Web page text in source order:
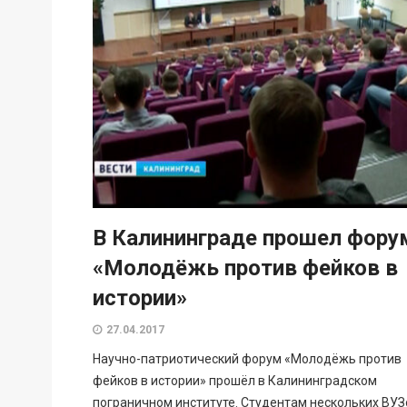
В Калининграде прошел
«Молодёжь против фейков в
истории»
27.04.2017
Научно-патриотический форум «Молодёжь против
фейков в истории» прошёл в Калининградском
пограничном институте. Студентам нескольких